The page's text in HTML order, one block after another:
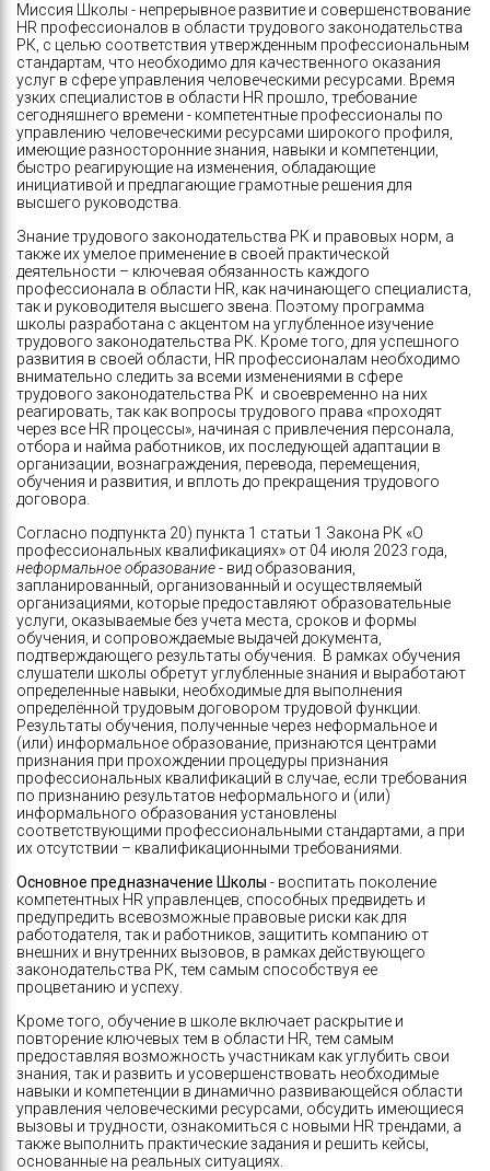
Миссия Школы - непрерывное развитие и совершенствование
HR профессионалов в области трудового законодательства
РК, c целью соответствия утвержденным профессиональным
стандартам, что необходимо для качественного оказания
услуг в сфере управления человеческими ресурсами. Время
узких специалистов в области HR прошло, требование
сегодняшнего времени - компетентные профессионалы по
управлению человеческими ресурсами широкого профиля,
имеющие разносторонние знания, навыки и компетенции,
быстро реагирующие на изменения, обладающие
инициативой и предлагающие грамотные решения для
высшего руководства.
Знание трудового законодательства РК и правовых норм, а
также их умелое применение в своей практической
деятельности – ключевая обязанность каждого
профессионала в области HR, как начинающего специалиста,
так и руководителя высшего звена. Поэтому программа
школы разработана с акцентом на углубленное изучение
трудового законодательства РК. Кроме того, для успешного
развития в своей области, HR профессионалам необходимо
внимательно следить за всеми изменениями в сфере
трудового законодательства РК и своевременно на них
реагировать, так как вопросы трудового права «проходят
через все HR процессы», начиная с привлечения персонала,
отбора и найма работников, их последующей адаптации в
организации, вознаграждения, перевода, перемещения,
обучения и развития, и вплоть до прекращения трудового
договора.
Согласно подпункта 20) пункта 1 статьи 1 Закона РК «О
профессиональных квалификациях» от 04 июля 2023 года,
неформальное образование- вид образования,
запланированный, организованный и осуществляемый
организациями, которые предоставляют образовательные
услуги, оказываемые без учета места, сроков и формы
обучения, и сопровождаемые выдачей документа,
подтверждающего результаты обучения. В рамках обучения
слушатели школы обретут углубленные знания и выработают
определенные навыки, необходимые для выполнения
определённой трудовым договором трудовой функции.
Результаты обучения, полученные через неформальное и
(или) информальное образование, признаются центрами
признания при прохождении процедуры признания
профессиональных квалификаций в случае, если требования
по признанию результатов неформального и (или)
информального образования установлены
соответствующими профессиональными стандартами, а при
их отсутствии – квалификационными требованиями.
Основное предназначение Школы - воспитать поколение
компетентных HR управленцев, способных предвидеть и
предупредить всевозможные правовые риски как для
работодателя, так и работников, защитить компанию от
внешних и внутренних вызовов, в рамках действующего
законодательства РК, тем самым способствуя ее
процветанию и успеху.
Кроме того, обучение в школе включает раскрытие и
повторение ключевых тем в области HR, тем самым
предоставляя возможность участникам как углубить свои
знания, так и развить и усовершенствовать необходимые
навыки и компетенции в динамично развивающейся области
управления человеческими ресурсами, обсудить имеющиеся
вызовы и трудности, ознакомиться с новыми HR трендами, а
также выполнить практические задания и решить кейсы,
основанные на реальных ситуациях.